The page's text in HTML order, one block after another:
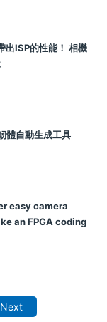
ISP的性能！ 相機
體自動生成工具
easy camera
an FPGA coding
Next